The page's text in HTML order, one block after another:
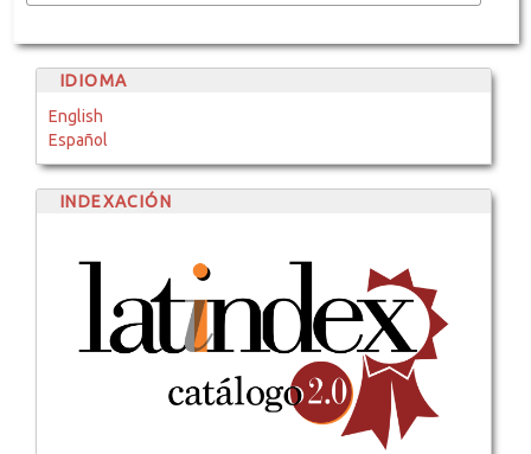
IDIOMA
English
Español
INDEXACIÓN